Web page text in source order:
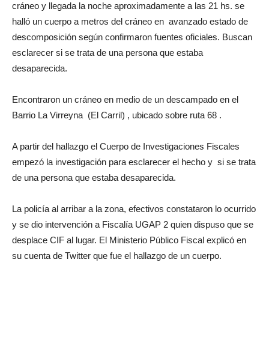
cráneo y llegada la noche aproximadamente a las 21 hs. se
halló un cuerpo a metros del cráneo en avanzado estado de
descomposición según confirmaron fuentes oficiales. Buscan
esclarecer si se trata de una persona que estaba
desaparecida.
Encontraron un cráneo en medio de un descampado en el
Barrio La Virreyna (El Carril) , ubicado sobre ruta 68 .
A partir del hallazgo el Cuerpo de Investigaciones Fiscales
empezó la investigación para esclarecer el hecho y si se trata
de una persona que estaba desaparecida.
La policía al arribar a la zona, efectivos constataron lo ocurrido
y se dio intervención a Fiscalía UGAP 2 quien dispuso que se
desplace CIF al lugar. El Ministerio Público Fiscal explicó en
su cuenta de Twitter que fue el hallazgo de un cuerpo.